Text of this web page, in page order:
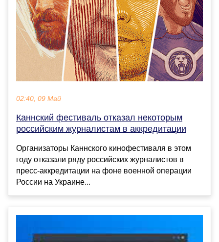
02:40, 09 Май
Каннский фестиваль отказал некоторым
российским журналистам в аккредитации
Организаторы Каннского кинофестиваля в этом
году отказали ряду российских журналистов в
пресс-аккредитации на фоне военной операции
России на Украине...